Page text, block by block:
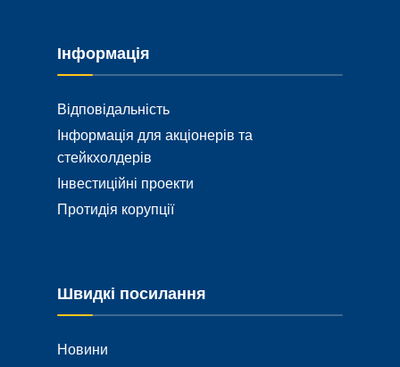
Інформація
Відповідальність
Інформація для акціонерів та
стейкхолдерів
Інвестиційні проекти
Протидія корупції
Швидкі посилання
Новини